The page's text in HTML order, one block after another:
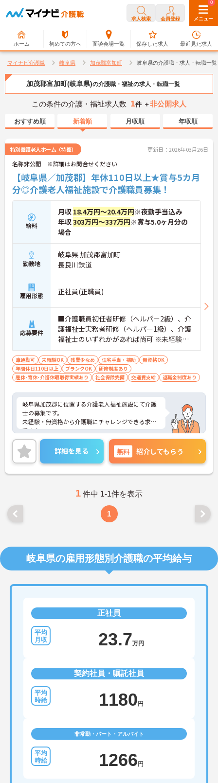
求人検索 会員登録 メニュー
ホーム 初めての方へ 面談会場一覧
0
保存した求人
0
最近見た求人
マイナビ介護職 岐阜県 加茂郡富加町 岐阜県の介護職・求人・転職一覧
加茂郡富加町(岐阜県)の介護職・福祉の求人・転職一覧
この条件の介護・福祉求人数 1件 ＋非公開求人
おすすめ順 新着順 月収順 年収順
特別養護老人ホーム（特養） 更新日：2026年03月26日
名称非公開 ※詳細はお問合せください
【岐阜県／加茂郡】年休110日以上★賞与5カ月
分◎介護老人福祉施設で介護職員募集！
給料
月収 18.4万円～20.4万円※夜勤手当込み
年収303万円～337万円※賞与5.0ヶ月分の
場合
勤務地
岐阜県 加茂郡富加町
長良川鉄道
雇用形態 正社員(正職員)
応募要件
■介護職員初任者研修（ヘルパー2級）、介
護福祉士実務者研修（ヘルパー1級）、介護
福祉士のいずれかがあれば尚可 ※未経験、
無資格相談可
車通勤可 未経験OK 残業少なめ 住宅手当・補助
無資格OK
年間休日110日以上
ブランクOK
研修制度あり
産休･育休･介護休暇取得実績あり
社会保険完備 交通費支給 退職金制度あり
岐阜県加茂郡に位置する介護老人福祉施設にて介護
士の募集です。
未経験・無資格から介護職にチャレンジできる求人
です！
退職金手当や福利厚生がしっかりと整っているの
で、安心して就業することができます。
嬉しい賞与5.0か月分支給実績あり◎頑張った分だけ
評価される環境ですよ★
ご興味ある方には、面接対策ポイントなど、さらに
詳細を見る 無料 紹介してもらう
1 件中 1-1件を表示
1
岐阜県の雇用形態別介護職の平均給与
正社員
23.7万円
契約社員・嘱託社員
1180 円
非常勤・パート・アルバイト
1266 円